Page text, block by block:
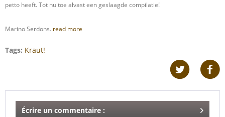
petto heeft. Tot nu toe alvast een geslaagde compilatie!
Marino Serdons. read more
Tags: Kraut!
Écrire un commentaire :